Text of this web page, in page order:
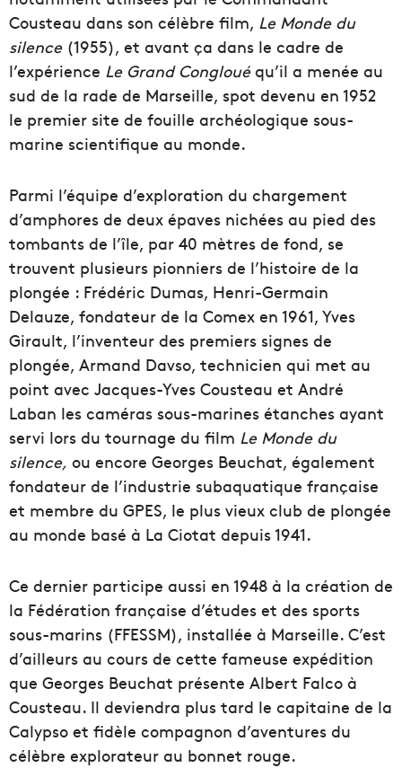
Cousteau dans son célèbre film, Le Monde du
silence(1955), et avant ça dans le cadre de
l’expérience Le Grand Conglouéqu’il a menée au
sud de la rade de Marseille, spot devenu en 1952
le premier site de fouille archéologique sous-
marine scientifique au monde.
Parmi l’équipe d’exploration du chargement
d’amphores de deux épaves nichées au pied des
tombants de l’île, par 40 mètres de fond, se
trouvent plusieurs pionniers de l’histoire de la
plongée : Frédéric Dumas, Henri-Germain
Delauze, fondateur de la Comex en 1961, Yves
Girault, l’inventeur des premiers signes de
plongée, Armand Davso, technicien qui met au
point avec Jacques-Yves Cousteau et André
Laban les caméras sous-marines étanches ayant
servi lors du tournage du film Le Monde du
silence, ou encore Georges Beuchat, également
fondateur de l’industrie subaquatique française
et membre du GPES, le plus vieux club de plongée
au monde basé à La Ciotat depuis 1941.
Ce dernier participe aussi en 1948 à la création de
la Fédération française d’études et des sports
sous-marins (FFESSM), installée à Marseille. C’est
d’ailleurs au cours de cette fameuse expédition
que Georges Beuchat présente Albert Falco à
Cousteau. Il deviendra plus tard le capitaine de la
Calypso et fidèle compagnon d’aventures du
célèbre explorateur au bonnet rouge.